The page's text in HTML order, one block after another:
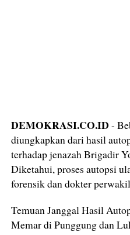
DEMOKRASI.CO.ID -
diungkapkan dari hasil
terhadap jenazah Brigadir
Diketahui, proses autopsi
forensik dan dokter
Temuan Janggal Hasil
Memar di Punggung dan